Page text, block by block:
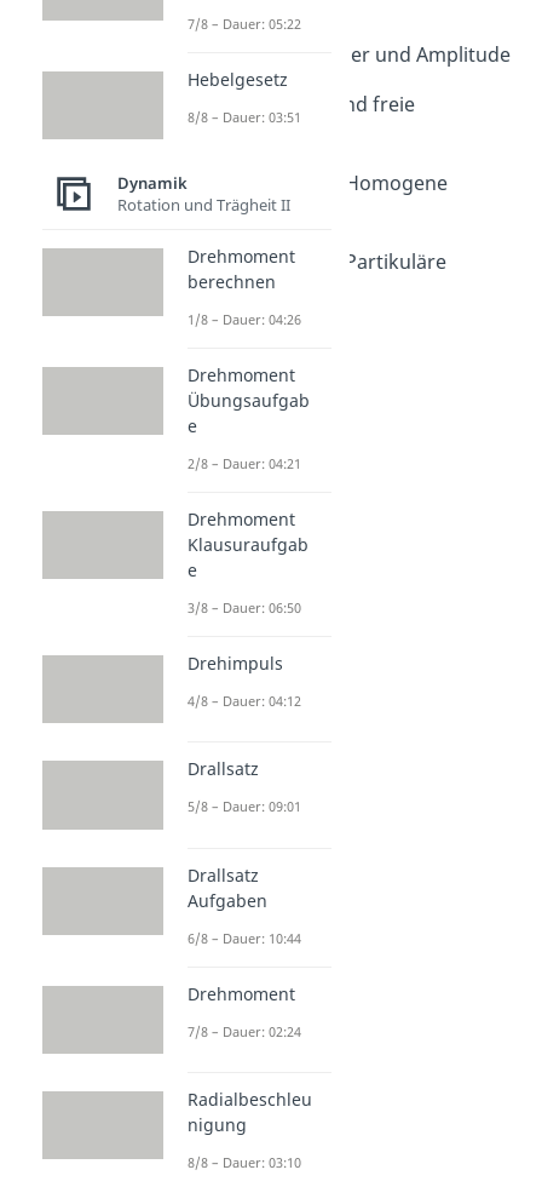
Dauer: 08:58
Schwingungsdauer und Amplitude
Dauer: 05:27
Eigenfrequenz und freie
Schwingung
Schwingungen - Homogene
Lösung
Schwingungen - Partikuläre
Lösung
Dauer: 08:07
Dauer: 04:38
Stehende Welle
Dauer: 04:40
Resonanz
Dauer: 04:22
7/8 – Dauer: 05:22
Hebelgesetz
8/8 – Dauer: 03:51
Dynamik
Rotation und Trägheit II
Drehmoment
berechnen
1/8 – Dauer: 04:26
Drehmoment
Übungsaufgab
e
2/8 – Dauer: 04:21
Drehmoment
Klausuraufgab
e
3/8 – Dauer: 06:50
Drehimpuls
4/8 – Dauer: 04:12
Drallsatz
5/8 – Dauer: 09:01
Drallsatz
Aufgaben
6/8 – Dauer: 10:44
Drehmoment
7/8 – Dauer: 02:24
Radialbeschleu
nigung
8/8 – Dauer: 03:10